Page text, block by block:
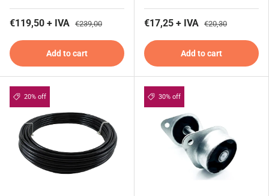
€119,50 + IVA €239,00
Add to cart
€17,25 + IVA €20,30
Add to cart
20% off 30% off